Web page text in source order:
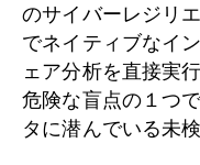
のサイバーレジリ
でネイティブなイ
ェア分析を直接実
危険な盲点の１つ
タに潜んでいる未